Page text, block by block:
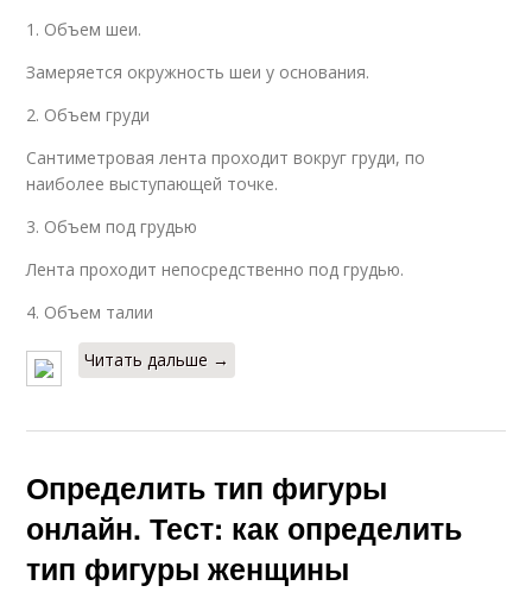
1. Объем шеи.
Замеряется окружность шеи у основания.
2. Объем груди
Сантиметровая лента проходит вокруг груди, по
наиболее выступающей точке.
3. Объем под грудью
Лента проходит непосредственно под грудью.
4. Объем талии
Читать дальше →
Определить тип фигуры
онлайн. Тест: как определить
тип фигуры женщины